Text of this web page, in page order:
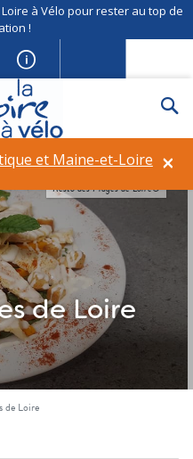
à Vélo pour rester au top de
!
×
et Maine-et-Loire
de Loire
Resto des Plages de Loire©
de Loire